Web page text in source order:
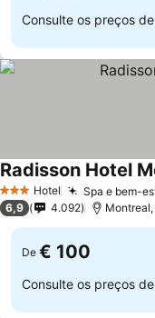
Consulte os preços de
3 EstrelasHotel Spa e bem-
Radisson Hotel
6,9 4.092
De € 100
Consulte os preços de